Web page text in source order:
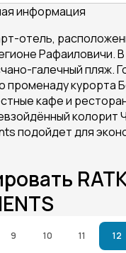
информация
отель,
Рафаиловичи. В
галечный пляж.
променаду курорта
кафе и
колорит
подойдет для
9 10 11 12